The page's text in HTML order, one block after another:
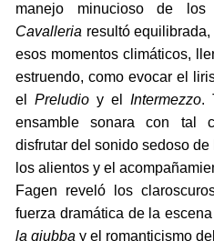
manejo minucioso de
Cavalleria resultó
esos momentos climáticos,
estruendo, como evocar el
el Preludioy el Intermezzo.
ensamble sonara con tal
disfrutar del sonido sedoso
los alientos y el
Fagen reveló los
fuerza dramática de la
la giubba y el romanticismo